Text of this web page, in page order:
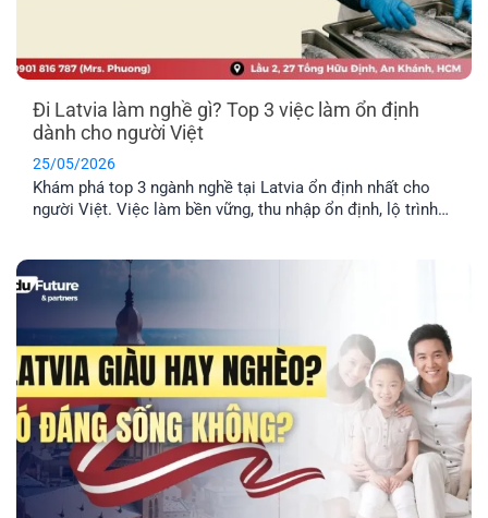
Đi Latvia làm nghề gì? Top 3 việc làm ổn định
dành cho người Việt
25/05/2026
Khám phá top 3 ngành nghề tại Latvia ổn định nhất cho
người Việt. Việc làm bền vững, thu nhập ổn định, lộ trình